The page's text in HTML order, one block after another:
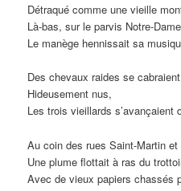
Détraqué comme une vieille
Là-bas, sur le parvis Notre-Dame
Le manège hennissait sa
Des chevaux raides se
Hideusement nus,
Les trois vieillards s’avançaient
Au coin des rues Saint-Martin et
Une plume flottait à ras du
Avec de vieux papiers chassés